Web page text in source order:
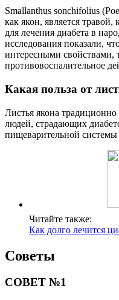
Smallanthus sonchifolius
как якон, является травой,
для лечения диабета в
исследования показали,
интересными свойствами,
противовоспалительное
Какая польза от
Листья якона
людей, страдающих
пищеварительной системы
Читайте также:
Как долго лечится
Советы
СОВЕТ №1